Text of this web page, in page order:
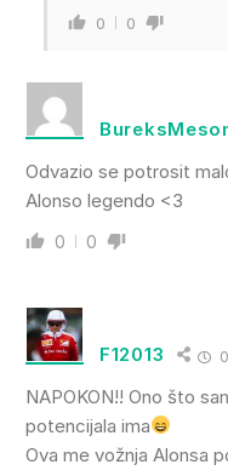
0 0
Odvazio se potrosit
Alonso legendo <3
0 0
F12013
NAPOKON!! Ono što
potencijala ima
Ova me vožnja Alonsa